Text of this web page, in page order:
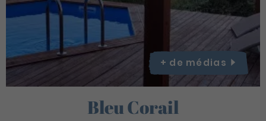
Bleu Corail
+ de médias